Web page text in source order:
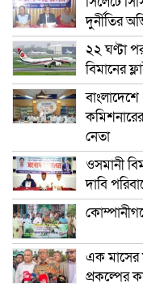
দুর্নীতির
২২ ঘণ্টা
বিমানের
নেতা
ওসমানী
দাবি
এক মাসের
প্রকল্পের